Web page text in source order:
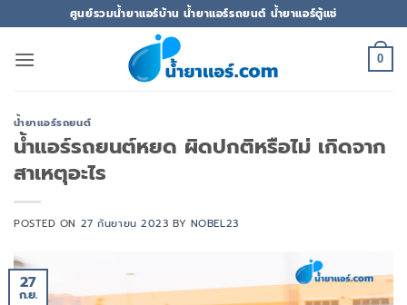
ไป
ยัง
ศูนย์รวมน้ำยาแอร์บ้าน น้ำยาแอร์รถยนต์ น้ำยาแอร์ตู้แช่
0
น้ำยาแอร์รถยนต์
น้ำแอร์รถยนต์หยด ผิดปกติหรือไม่ เกิดจาก
สาเหตุอะไร
POSTED ON 27 กันยายน 2023 BY NOBEL23
27
ก.ย.